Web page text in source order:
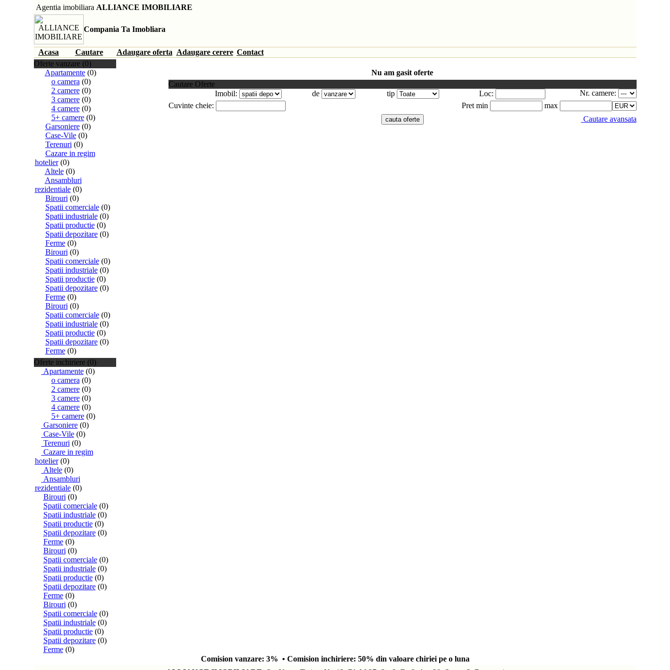
Agentia imobiliara ALLIANCE IMOBILIARE
Compania Ta Imobliara
Acasa Cautare Adaugare oferta Adaugare cerere Contact
Oferte vanzare (0)
Apartamente(0)
o camera (0)
2 camere(0)
3 camere(0)
4 camere(0)
5+ camere(0)
Garsoniere(0)
Case-Vile(0)
Terenuri (0)
Cazare in regim
hotelier(0)
Altele(0)
Ansambluri
rezidentiale(0)
Birouri (0)
Spatii comerciale(0)
Spatii industriale(0)
Spatii productie(0)
Spatii depozitare(0)
Ferme(0)
Birouri (0)
Spatii comerciale(0)
Spatii industriale(0)
Spatii productie(0)
Spatii depozitare(0)
Ferme(0)
Birouri (0)
Spatii comerciale(0)
Spatii industriale(0)
Spatii productie(0)
Spatii depozitare(0)
Ferme(0)
Oferte inchiriere (0)
Apartamente(0)
o camera (0)
2 camere(0)
3 camere(0)
4 camere(0)
5+ camere(0)
Garsoniere(0)
Case-Vile(0)
Terenuri (0)
Cazare in regim
hotelier(0)
Altele(0)
Ansambluri
rezidentiale(0)
Birouri (0)
Spatii comerciale(0)
Spatii industriale(0)
Spatii productie(0)
Spatii depozitare(0)
Ferme(0)
Birouri (0)
Spatii comerciale(0)
Spatii industriale(0)
Spatii productie(0)
Spatii depozitare(0)
Ferme(0)
Birouri (0)
Spatii comerciale(0)
Spatii industriale(0)
Spatii productie(0)
Spatii depozitare(0)
Ferme(0)
Nu am gasit oferte
Cautare Oferte
Imobil:
de tip Loc:
Nr. camere:
Cuvinte cheie:
Pret min
max
Cautare avansata
Comision vanzare: 3% • Comision inchiriere: 50% din valoare chiriei pe o luna